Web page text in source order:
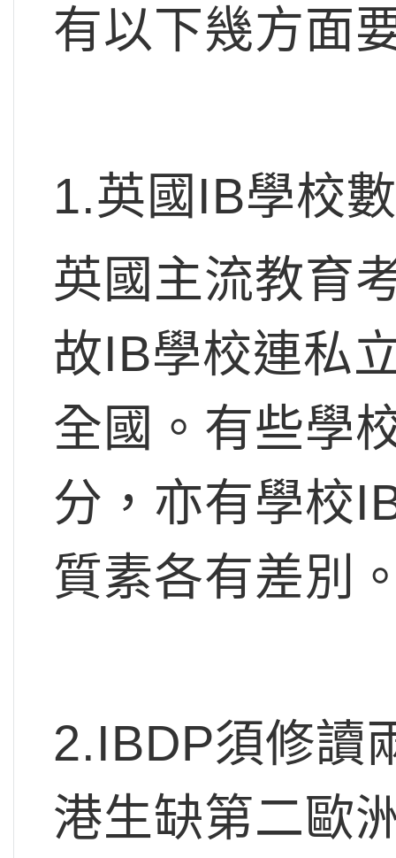
有以下幾方面
1.英國IB學校
英國主流教育
故IB學校連私
全國。有些學
分，亦有學校
質素各有差別
2.IBDP須修讀
港生缺第二歐